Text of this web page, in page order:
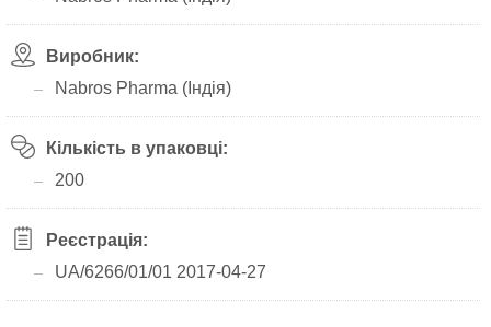
Виробник:
Nabros Pharma (Індія)
Кількість в упаковці:
200
Реєстрація:
UA/6266/01/01 2017-04-27